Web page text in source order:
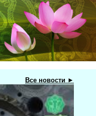
Все новости ►